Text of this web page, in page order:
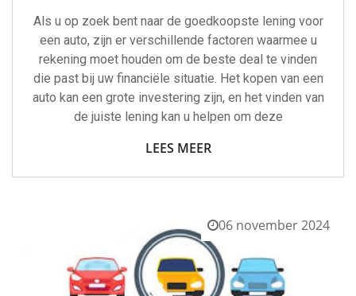
Als u op zoek bent naar de goedkoopste lening voor
een auto, zijn er verschillende factoren waarmee u
rekening moet houden om de beste deal te vinden
die past bij uw financiële situatie. Het kopen van een
auto kan een grote investering zijn, en het vinden van
de juiste lening kan u helpen om deze
LEES MEER
06 november 2024